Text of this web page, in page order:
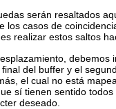
serán resaltados
los casos de
realizar estos saltos
final del buffer y el
el cual no está
sí tienen sentido
deseado.